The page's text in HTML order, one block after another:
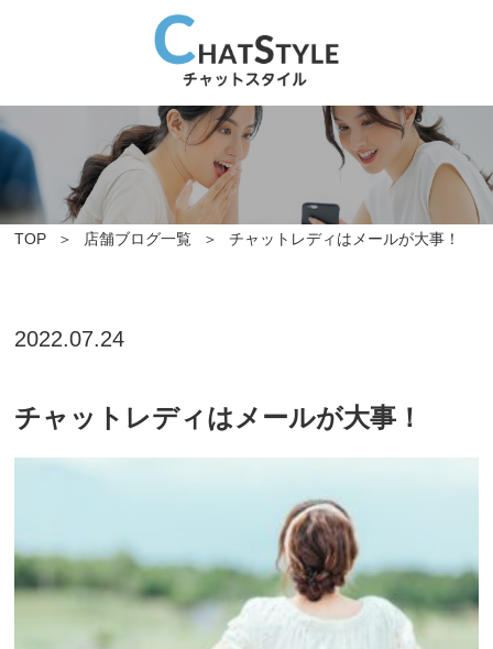
TOP 店舗ブログ一覧 チャットレディはメールが大事！
2022.07.24
チャットレディはメールが大事！